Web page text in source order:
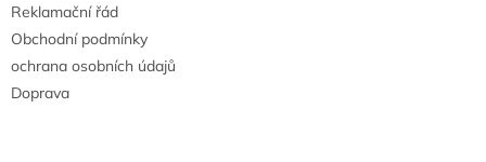
Reklamační řád
Obchodní podmínky
ochrana osobních údajů
Doprava